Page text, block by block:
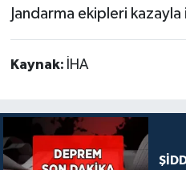
Jandarma ekipleri
Kaynak: İHA